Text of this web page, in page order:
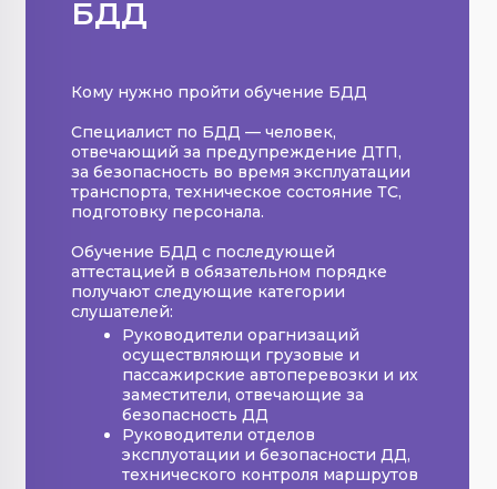
БДД
Кому нужно пройти обучение БДД
Специалист по БДД — человек,
отвечающий за предупреждение ДТП,
за безопасность во время эксплуатации
транспорта, техническое состояние ТС,
подготовку персонала.
Обучение БДД с последующей
аттестацией в обязательном порядке
получают следующие категории
слушателей:
Руководители орагнизаций
осуществляющи грузовые и
пассажирские автоперевозки и их
заместители, отвечающие за
безопасность ДД
Руководители отделов
эксплуотации и безопасности ДД,
технического контроля маршрутов